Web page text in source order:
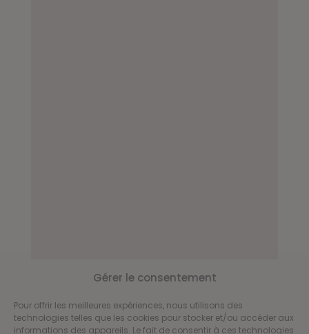
Gérer le consentement
Pour offrir les meilleures expériences, nous utilisons des
technologies telles que les cookies pour stocker et/ou accéder aux
informations des appareils. Le fait de consentir à ces technologies